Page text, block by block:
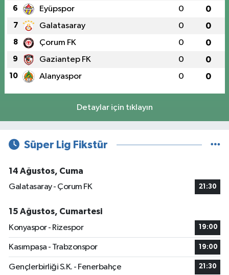
6 Eyüpspor 0 0
7 Galatasaray 0 0
8 Çorum FK 0 0
9 Gaziantep FK 0 0
10 Alanyaspor 0 0
Detaylar için tıklayın
Süper Lig Fikstür
14 Ağustos, Cuma
Galatasaray - Çorum FK
21:30
15 Ağustos, Cumartesi
Konyaspor - Rizespor
19:00
Kasımpaşa - Trabzonspor 19:00
Gençlerbirliği S.K. - Fenerbahçe 21:30